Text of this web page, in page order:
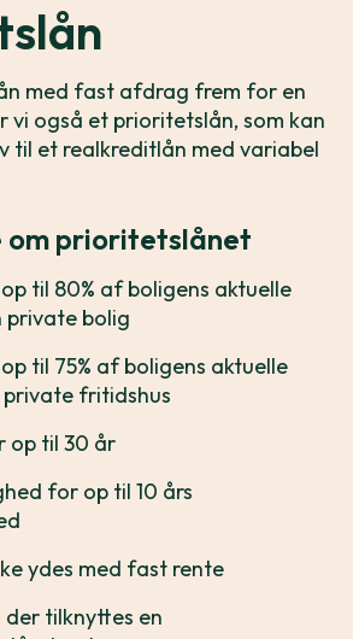
med fast afdrag frem for en
vi også et prioritetslån, som kan
et realkreditlån med variabel
om prioritetslånet
til 80% af boligens aktuelle
bolig
til 75% af boligens aktuelle
fritidshus
op til 30 år
for op til 10 års
ydes med fast rente
tilknyttes en